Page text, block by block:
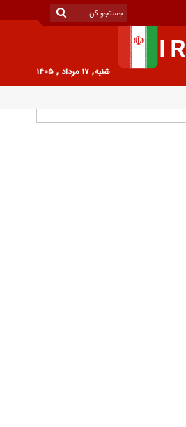
شنبه, ۱۷ مرداد , ۱۴۰۵